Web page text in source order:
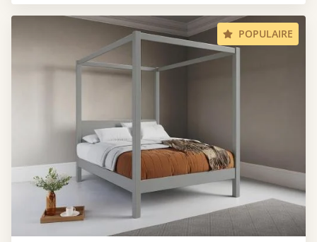
POPULAIRE